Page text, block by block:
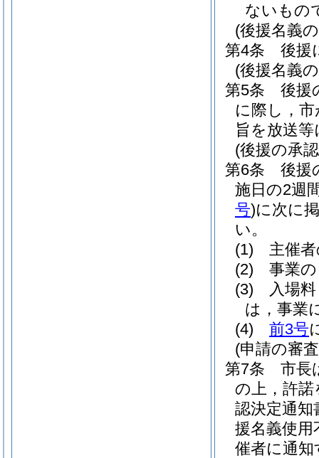
ないもの
(後援名義
第4条
後援
(後援名義
第5条
後援
に際し，
旨を放送
(後援の承
第6条
後援
施日の2週
号)に次に
い。
(1)
主催
(2)
事業
(3)
入場
は，事業
(4)
前3号
(申請の審
第7条
市長
の上，許
認決定通知
援名義使用
催者に通